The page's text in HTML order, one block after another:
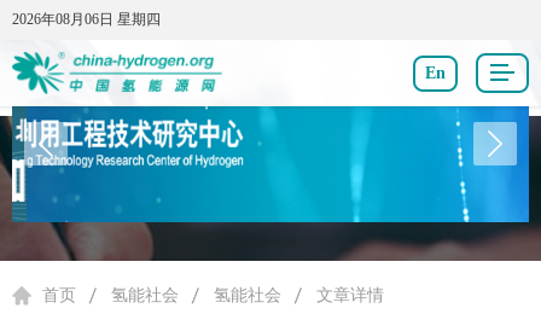
2026年08月06日 星期四
2026年08月06日 星期四
En
首页 氢能社会 氢能社会 文章详情